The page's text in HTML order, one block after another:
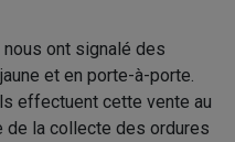
ont signalé des
et en porte-à-porte.
effectuent cette vente au
de la collecte des ordures